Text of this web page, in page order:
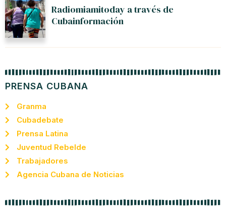
Radiomiamitoday a través de
Cubainformación
PRENSA CUBANA
Granma
Cubadebate
Prensa Latina
Juventud Rebelde
Trabajadores
Agencia Cubana de Noticias